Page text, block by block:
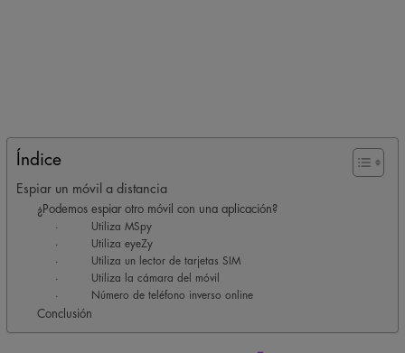
Índice
Espiar un móvil a distancia
¿Podemos espiar otro móvil con una aplicación?
· Utiliza MSpy
· Utiliza eyeZy
· Utiliza un lector de tarjetas SIM
· Utiliza la cámara del móvil
· Número de teléfono inverso online
Conclusión